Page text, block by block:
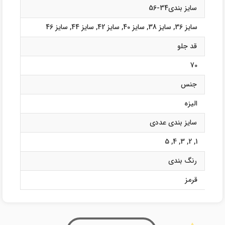
سایز بندی34-56
سایز 36
, سایز 38 , سایز 40 , سایز 42 , سایز 44 , سایز 46
قد جلو
70
جنس
الیزه
سایز بندی عددی
1
,
2
,
3
,
4
,
5
رنگ بندی
قرمز